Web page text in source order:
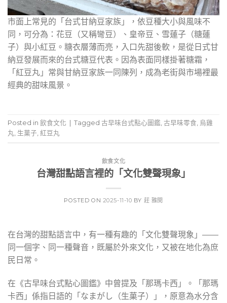
市面上常見的「台式甘納豆家族」，依豆種大小與風味不
同，可分為：花豆（又稱彎豆）、皇帝豆、雪蓮子（糖蓮
子）與小紅豆。糖衣層薄而亮，入口先甜後軟，是從日式甘
納豆發展而來的台式糖豆代表。因為表面同樣掛著糖霜，
「紅豆丸」常與甘納豆家族一同陳列，成為老街與市場裡最
經典的甜味風景。
Posted in 飲食文化 Tagged 古早味台式點心圖鑑, 古早味零食, 烏雞
丸, 生菓子, 紅豆丸
飲食文化
台灣甜點語言裡的「文化雙聲現象」
POSTED ON 2025-11-10 BY 莊 雅閔
在台灣的甜點語言中，有一種有趣的「文化雙聲現象」——
同一個字、同一種聲音，既屬於外來文化，又被在地化為庶
民日常。
在《古早味台式點心圖鑑》中曾提及「那瑪卡西」。「那瑪
卡西」係指日語的「なまがし（生菓子）」，原意為水分含